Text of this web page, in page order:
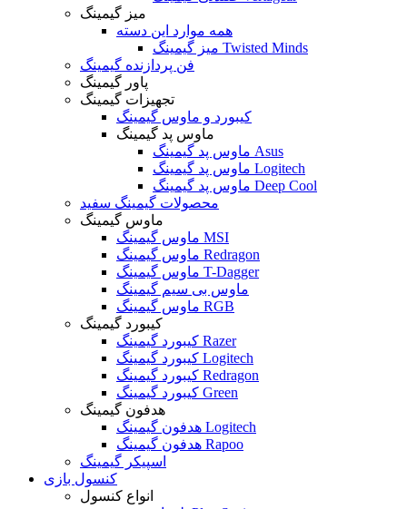
میز گیمینگ
همه موارد این دسته
میز گیمینگ Twisted Minds
فن پردازنده گیمینگ
پاور گیمینگ
تجهیزات گیمینگ
کیبورد و ماوس گیمینگ
ماوس پد گیمینگ
ماوس پد گیمینگ Asus
ماوس پد گیمینگ Logitech
ماوس پد گیمینگ Deep Cool
محصولات گیمینگ سفید
ماوس گیمینگ
ماوس گیمینگ MSI
ماوس گیمینگ Redragon
ماوس گیمینگ T-Dagger
ماوس بی سیم گیمینگ
ماوس گیمینگ RGB
کیبورد گیمینگ
کیبورد گیمینگ Razer
کیبورد گیمینگ Logitech
کیبورد گیمینگ Redragon
کیبورد گیمینگ Green
هدفون گیمینگ
هدفون گیمینگ Logitech
هدفون گیمینگ Rapoo
اسپیکر گیمینگ
کنسول بازی
انواع کنسول